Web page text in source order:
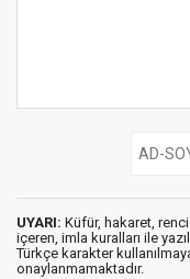
UYARI: Küfür, hakaret,
içeren, imla kuralları ile
Türkçe karakter
onaylanmamaktadır.